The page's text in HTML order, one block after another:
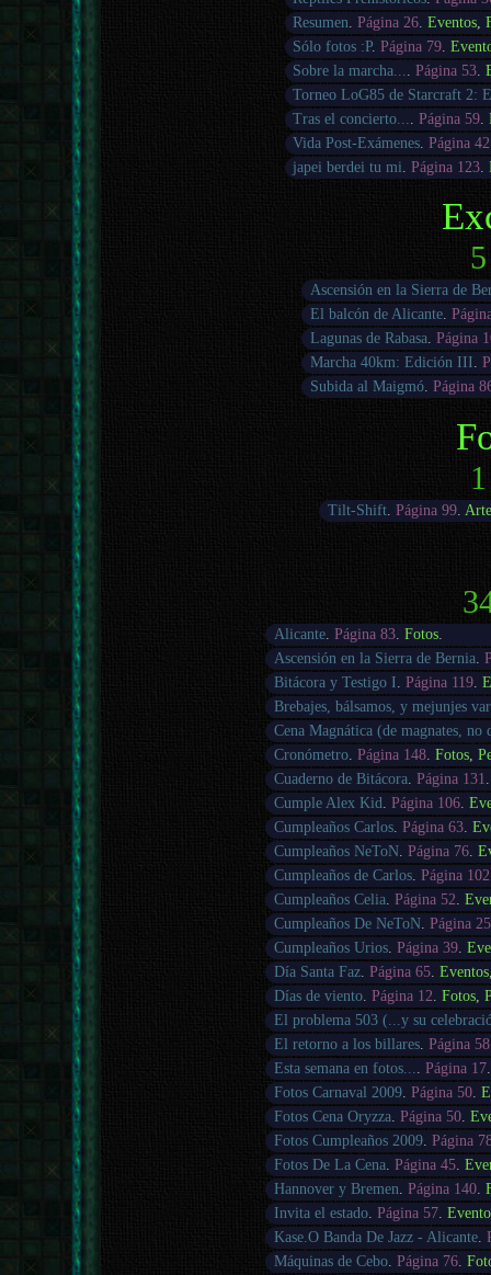
Resumen .Página 26 .Eventos ,
Sólo fotos :P.Página 79 .
Sobre la marcha...
.Página 53 .
Torneo LoG85 de Starcraft 2:
Tras el concierto...
.Página 59 .
Vida Post-Exámenes .Página 42
japei berdei tu mi .Página 123 .
Ascensión en la Sierra de
El balcón de Alicante.
Lagunas de Rabasa. Página
Marcha 40km: Edición III.
Subida al Maigmó. Página
Tilt-Shift. Página 99. Arte
Alicante. Página 83. Fotos.
Ascensión en la Sierra de Bernia
Bitácora y Testigo I Página 119.
Brebajes, bálsamos, y mejunjes
Cena Magnática (de magnates, no
Cronómetro. Página 148. Fotos,
Cuaderno de Bitácora Página 131
Cumple Alex Kid Página 106.
Cumpleaños Carlos. Página 63.
Cumpleaños NeToN. Página 76.
Cumpleaños de Carlos. Página 102
Cumpleaños Celia Página 52
Cumpleaños De NeToN. Página 25
Cumpleaños Urios. Página 39.
Día Santa Faz. Página 65. Eventos
Días de viento. Página 12 Fotos,
El problema 503 (...y su
El retorno a los billares. Página 58
Esta semana en fotos...
Página 17
Fotos Carnaval 2009. Página 50.
Fotos Cena Oryzza Página 50.
Fotos Cumpleaños 2009. Página
Fotos De La Cena Página 45.
Hannover y Bremen Página 140.
Invita el estado. Página 57.
Kase.O Banda De Jazz - Alicante.
Máquinas de Cebo. Página 76.